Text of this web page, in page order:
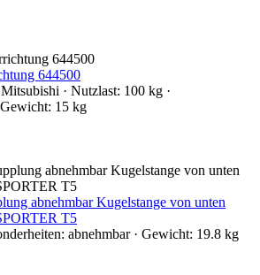
644500
· Nutzlast: 100 kg ·
15 kg
abnehmbar Kugelstange von unten
T5
abnehmbar · Gewicht: 19.8 kg